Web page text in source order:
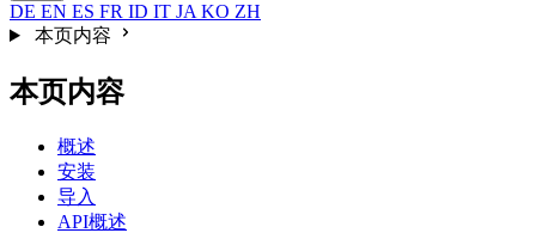
DE EN ES FR ID IT JA KO ZH
本页内容
本页内容
概述
安装
导入
API概述